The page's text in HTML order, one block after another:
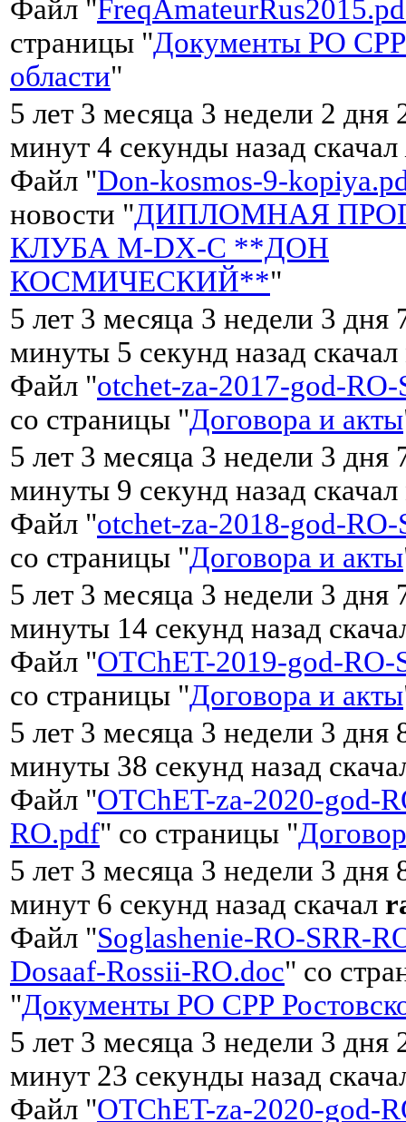
Файл "
страницы "Документы РО СРР
области"
5 лет 3 месяца 3 недели 2 дня
минут 4 секунды назад скачал
Файл "Don-kosmos-9-
новости "ДИПЛОМНАЯ
КЛУБА M-DX-C **ДОН
КОСМИЧЕСКИЙ**"
5 лет 3 месяца 3 недели 3 дня
минуты 5 секунд назад скачал
Файл "otchet-za-2017-god-
со страницы "Договора и акты
5 лет 3 месяца 3 недели 3 дня
минуты 9 секунд назад скачал
Файл "otchet-za-2018-god-
со страницы "Договора и акты
5 лет 3 месяца 3 недели 3 дня
минуты 14 секунд назад
Файл "OTChET-2019-god-RO-
со страницы "Договора и акты
5 лет 3 месяца 3 недели 3 дня
минуты 38 секунд назад
Файл "OTChET-za-2020-god-
RO.pdf" со страницы "
5 лет 3 месяца 3 недели 3 дня
минут 6 секунд назад скачал
Файл "Soglashenie-RO-SRR-
Dosaaf-Rossii-RO.doc" со
"Документы РО СРР
5 лет 3 месяца 3 недели 3 дня
минут 23 секунды назад
Файл "OTChET-za-2020-god-